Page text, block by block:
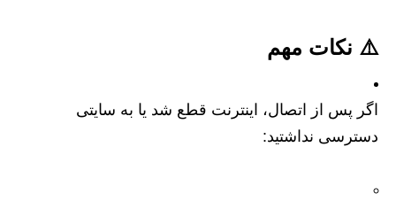
⚠️ نکات مهم
اگر پس از اتصال، اینترنت قطع شد یا به سایتی
دسترسی نداشتید: